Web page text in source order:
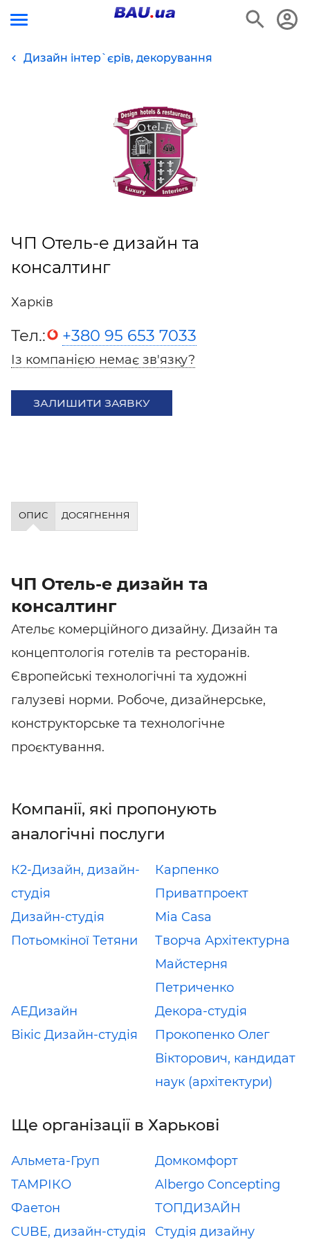
Дизайн інтер`єрів, декорування
ЧП Отель-е дизайн та
консалтинг
Харків
Тел.: +380 95 653 7033
Із компанією немає зв'язку?
ЗАЛИШИТИ ЗАЯВКУ
ОПИС ДОСЯГНЕННЯ
ЧП Отель-е дизайн та
консалтинг
Ательє комерційного дизайну. Дизайн та
концептологія готелів та ресторанів.
Європейські технологічні та художні
галузеві норми. Робоче, дизайнерське,
конструкторське та технологічне
проєктування.
Компанії, які пропонують
аналогічні послуги
К2-Дизайн, дизайн-
студія
Карпенко
Приватпроект
Дизайн-студія
Потьомкіної Тетяни
Mia Casa
Творча Архітектурна
Майстерня
Петриченко
АЕДизайн
Декора-студія
Вікіс Дизайн-студія
Прокопенко Олег
Вікторович, кандидат
наук (архітектури)
Ще організації в Харькові
Альмета-Груп
Домкомфорт
ТАМРІКО
Albergo Concepting
Фаетон
ТОПДИЗАЙН
CUBE, дизайн-студія
Студiя дизайну